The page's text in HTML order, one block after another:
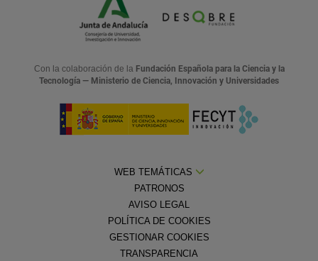
Con la colaboración de la Fundación Española para la Ciencia y la
Tecnología — Ministerio de Ciencia, Innovación y Universidades
WEB TEMÁTICAS
PATRONOS
AVISO LEGAL
POLÍTICA DE COOKIES
GESTIONAR COOKIES
TRANSPARENCIA